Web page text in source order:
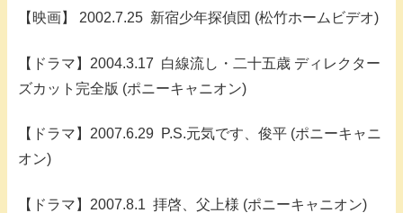
【映画】 2002.7.25 新宿少年探偵団 (松竹ホームビデオ)
【ドラマ】2004.3.17 白線流し・二十五歳 ディレクター
ズカット完全版 (ポニーキャニオン)
【ドラマ】2007.6.29 P.S.元気です、俊平 (ポニーキャニ
オン)
【ドラマ】2007.8.1 拝啓、父上様 (ポニーキャニオン)